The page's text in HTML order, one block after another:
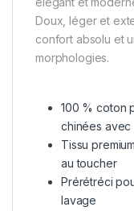
Doux, léger et
confort absolu et
morphologies.
100 % coton
chinées
Tissu
au toucher
Prérétréci
lavage